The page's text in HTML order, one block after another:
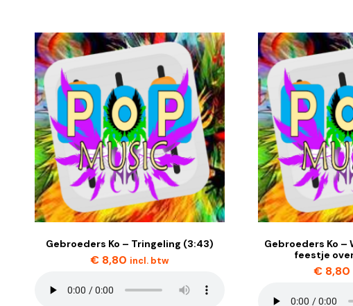
Gebroeders Ko – Tringeling (3:43)
€ 8,80 incl. btw
Gebroeders Ko –
feestje
€8,80